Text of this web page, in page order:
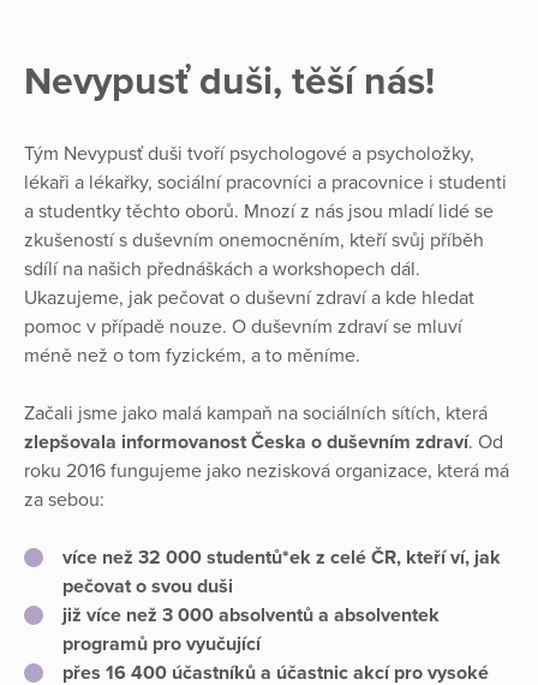
Nevypusť duši, těší nás!
Tým Nevypusť duši tvoří psychologové a psycholožky,
lékaři a lékařky, sociální pracovníci a pracovnice i studenti
a studentky těchto oborů. Mnozí z nás jsou mladí lidé se
zkušeností s duševním onemocněním, kteří svůj příběh
sdílí na našich přednáškách a workshopech dál.
Ukazujeme, jak pečovat o duševní zdraví a kde hledat
pomoc v případě nouze. O duševním zdraví se mluví
méně než o tom fyzickém, a to měníme.
Začali jsme jako malá kampaň na sociálních sítích, která
zlepšovala informovanost Česka o duševním zdraví. Od
roku 2016 fungujeme jako nezisková organizace, která má
za sebou:
více než 32 000 studentů*ek z celé ČR, kteří ví, jak
pečovat o svou duši
již více než 3 000 absolventů a absolventek
programů pro vyučující
přes 16 400 účastníků a účastnic akcí pro vysoké